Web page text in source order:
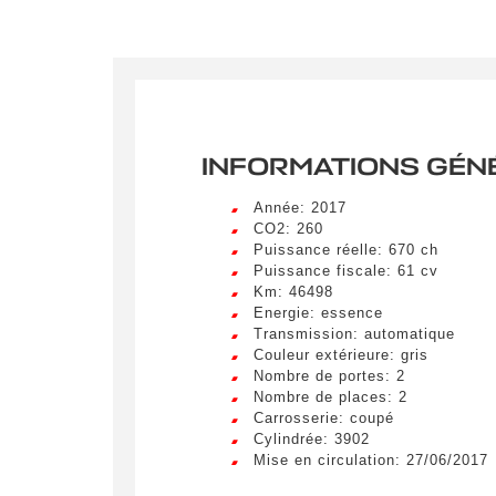
véhicule
Lorem
INFORMATIONS
Année: 2017
CO2: 260
Puissance réelle: 670 ch
Puissance fiscale: 61 cv
Km: 46498
Energie: essence
Transmission: automatique
Couleur extérieure: gris
Nombre de portes: 2
Nombre de places: 2
Carrosserie: coupé
Cylindrée: 3902
Mise en circulation: 27/06/2017